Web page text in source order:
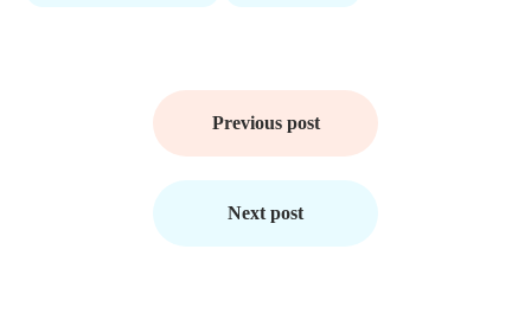
Previous post
Next post